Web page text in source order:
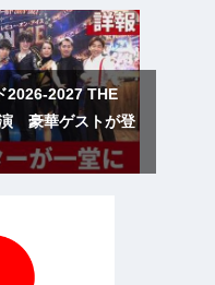
2026-2027 THE
豪華ゲストが登